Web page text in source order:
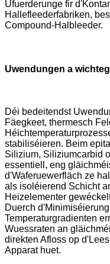
Ufuerderunge fir
Hallefleederfabriken,
Compound-Halbleeder.
Uwendungen a
Déi bedeitendst
Fäegkeet, thermesch
stabiliséieren. Beim
Silizium, Siliziumcarbid
essentiell, eng
d'Waferuewerfläch ze
als isoléierend Schicht
Heizelementer
Duerch
Temperaturgradienten
Wuessraten an
direkten Afloss op
Apparat huet.